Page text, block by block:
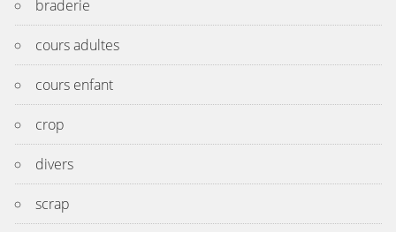
braderie
cours adultes
cours enfant
crop
divers
scrap